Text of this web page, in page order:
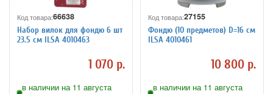
Код товара:66638
Набор вилок для фондю 6 шт
23.5 см ILSA 4010463
1 070 р.
в наличии на 11 августа
Код товара:27155
Фондю (10 предметов) D=16 см
ILSA 4010461
10 800 р.
в наличии на 11 августа